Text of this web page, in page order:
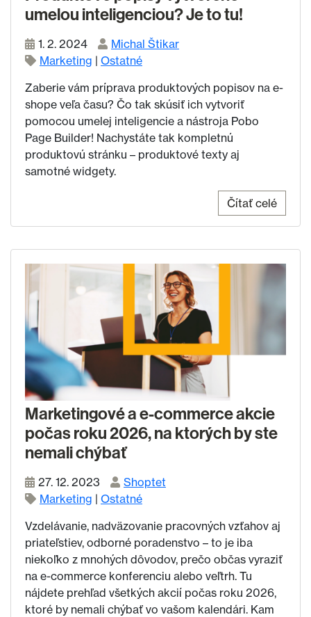
umelou inteligenciou? Je to tu!
1. 2. 2024
Michal Štikar
Marketing | Ostatné
Zaberie vám príprava produktových popisov na e-
shope veľa času? Čo tak skúsiť ich vytvoriť
pomocou umelej inteligencie a nástroja Pobo
Page Builder! Nachystáte tak kompletnú
produktovú stránku – produktové texty aj
samotné widgety.
Čítať celé
Marketingové a e-commerce akcie
počas roku 2026, na ktorých by ste
nemali chýbať
27. 12. 2023
Shoptet
Marketing | Ostatné
Vzdelávanie, nadväzovanie pracovných vzťahov aj
priateľstiev, odborné poradenstvo – to je iba
niekoľko z mnohých dôvodov, prečo občas vyraziť
na e-commerce konferenciu alebo veľtrh. Tu
nájdete prehľad všetkých akcií počas roku 2026,
ktoré by nemali chýbať vo vašom kalendári. Kam